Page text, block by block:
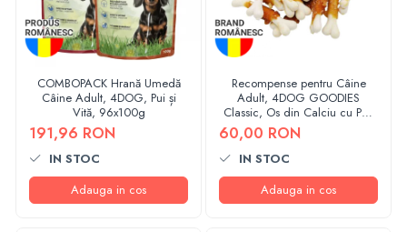
COMBOPACK Hrană Umedă
Câine Adult, 4DOG, Pui și
Vită, 96x100g
191,96 RON
IN STOC
Adauga in cos
Recompense pentru Câine
Adult, 4DOG GOODIES
Classic, Os din Calciu cu Pui,
1kg
60,00 RON
IN STOC
Adauga in cos